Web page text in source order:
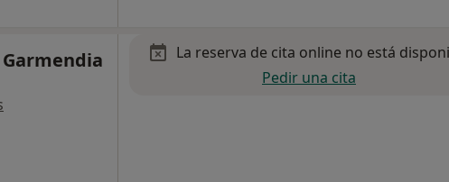
La reserva de cita online no está
Pedir una cita